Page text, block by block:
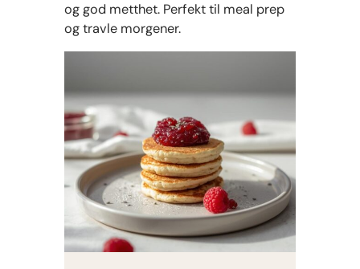
og god metthet. Perfekt til meal prep
og travle morgener.